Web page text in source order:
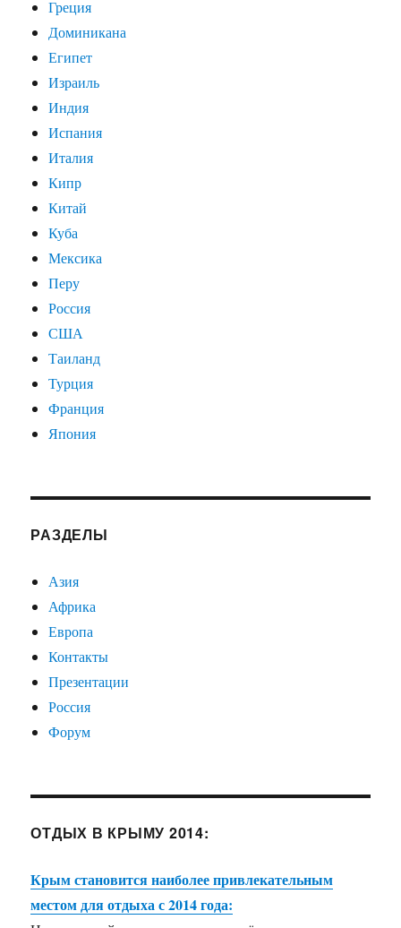
Греция
Доминикана
Египет
Израиль
Индия
Испания
Италия
Кипр
Китай
Куба
Мексика
Перу
Россия
США
Таиланд
Турция
Франция
Япония
РАЗДЕЛЫ
Азия
Африка
Европа
Контакты
Презентации
Россия
Форум
ОТДЫХ В КРЫМУ 2014:
Крым становится наиболее привлекательным
местом для отдыха с 2014 года: